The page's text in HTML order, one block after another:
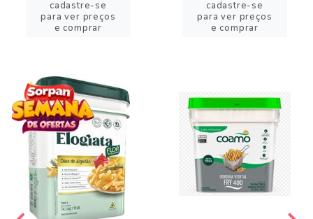
cadastre-se
para ver preços
e comprar
cadastre-se
para ver preços
e comprar